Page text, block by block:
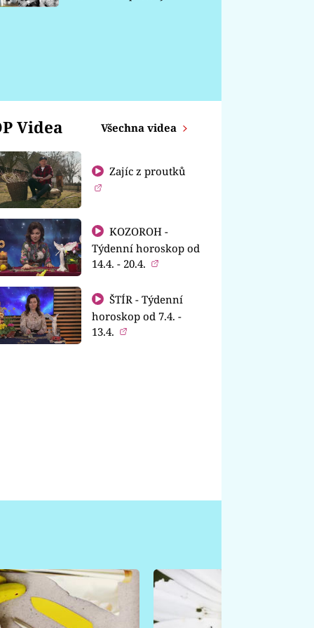
Videa Všechna videa
Zajíc z proutků
KOZOROH -
Týdenní horoskop od
14.4. - 20.4.
ŠTÍR - Týdenní
horoskop od 7.4. -
13.4.